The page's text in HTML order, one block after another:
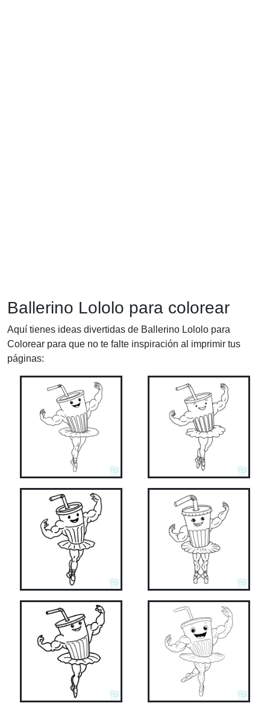
Ballerino Lololo para colorear
Aquí tienes ideas divertidas de Ballerino Lololo para
Colorear para que no te falte inspiración al imprimir tus
páginas: